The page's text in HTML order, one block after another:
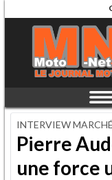
INTERVIEW
Pierre
une force